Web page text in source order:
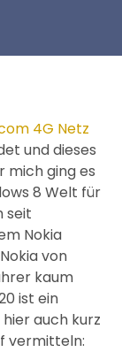
4G Netz
und dieses
mich ging es
8 Welt für
seit
Nokia
von
kaum
ist ein
auch kurz
vermitteln: